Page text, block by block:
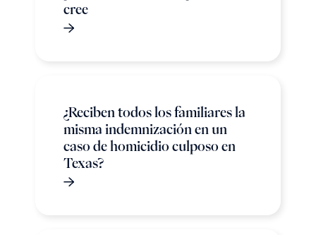
cree
¿Reciben todos los familiares la
misma indemnización en un
caso de homicidio culposo en
Texas?